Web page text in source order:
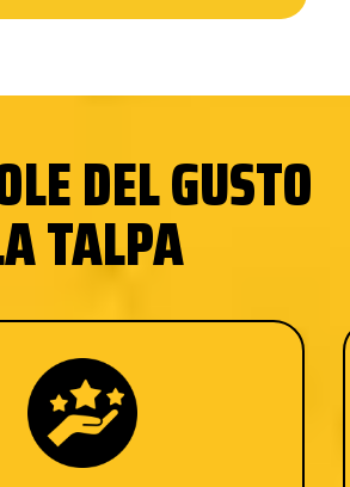
DEL GUSTO
TALPA